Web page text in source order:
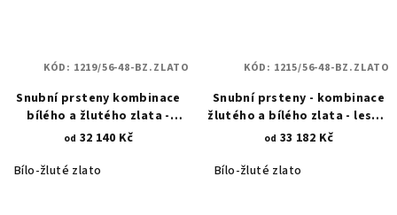
Snubní prsteny kombinace
bílého a žlutého zlata -
královské koruny v matu 1219
od 32 140 Kč
Bílo-žluté zlato
KÓD: 1219/56-48-BZ.ZLATO
Snubní prsteny - kombinace
žlutého a bílého zlata - lesk a
mat se zirkonem 1215
od 33 182 Kč
Bílo-žluté zlato
KÓD: 1215/56-48-BZ.ZLATO